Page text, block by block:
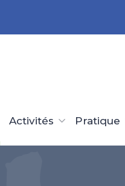
Activités Pratique